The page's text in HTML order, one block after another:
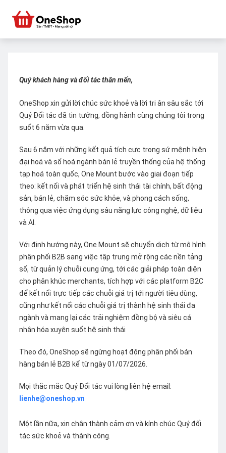
Quý khách hàng và đối tác thân mến,
OneShop xin gửi lời chúc sức khoẻ và lời tri ân sâu sắc tới
Quý Đối tác đã tin tưởng, đồng hành cùng chúng tôi trong
suốt 6 năm vừa qua.
Sau 6 năm với những kết quả tích cực trong sứ mệnh hiện
đại hoá và số hoá ngành bán lẻ truyền thống của hệ thống
tạp hoá toàn quốc, One Mount bước vào giai đoạn tiếp
theo: kết nối và phát triển hệ sinh thái tài chính, bất động
sản, bán lẻ, chăm sóc sức khỏe, và phong cách sống,
thông qua việc ứng dụng sâu năng lực công nghệ, dữ liệu
và AI.
Với định hướng này, One Mount sẽ chuyển dịch từ mô hình
phân phối B2B sang việc tập trung mở rộng các nền tảng
số, từ quản lý chuỗi cung ứng, tới các giải pháp toàn diện
cho phân khúc merchants, tích hợp với các platform B2C
để kết nối trực tiếp các chuỗi giá trị tới người tiêu dùng,
cũng như kết nối các chuỗi giá trị thành hệ sinh thái đa
ngành và mang lại các trải nghiệm đồng bộ và siêu cá
nhân hóa xuyên suốt hệ sinh thái
Theo đó, OneShop sẽ ngừng hoạt động phân phối bán
hàng bán lẻ B2B kể từ ngày 01/07/2026.
Mọi thắc mắc Quý Đối tác vui lòng liên hệ email:
lienhe@oneshop.vn
Một lần nữa, xin chân thành cảm ơn và kính chúc Quý đối
tác sức khoẻ và thành công.